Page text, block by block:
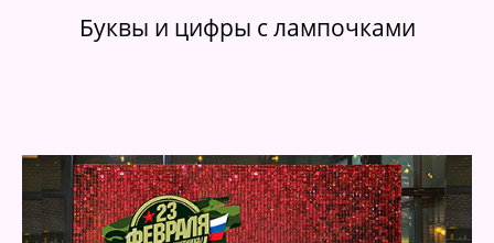
Буквы и цифры с лампочками